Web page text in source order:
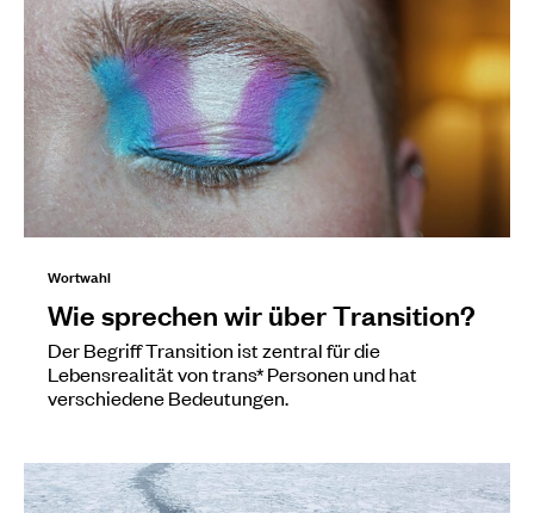
Wortwahl
Wie sprechen wir über Transition?
Der Begriff Transition ist zentral für die
Lebensrealität von trans* Personen und hat
verschiedene Bedeutungen.